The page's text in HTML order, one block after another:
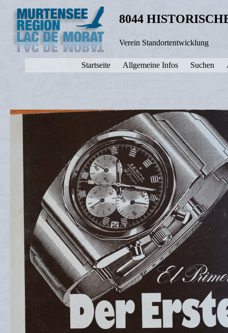
8044
Verein Standortentwicklung
Startseite Allgemeine Infos Suchen